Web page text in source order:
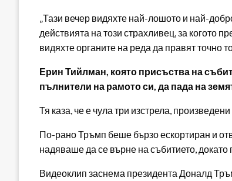
„Тази вечер видяхте най-лошото и най-
действията на този страхливец, за когото
видяхте органите на реда да правят точно
Ерин Тийлман, която присъства на
пълнители на рамото си, да пада на
Тя каза, че е чула три изстрела,
По-рано Тръмп беше бързо ескортиран и
надяваше да се върне на събитието,
Видеоклип заснема президента Доналд